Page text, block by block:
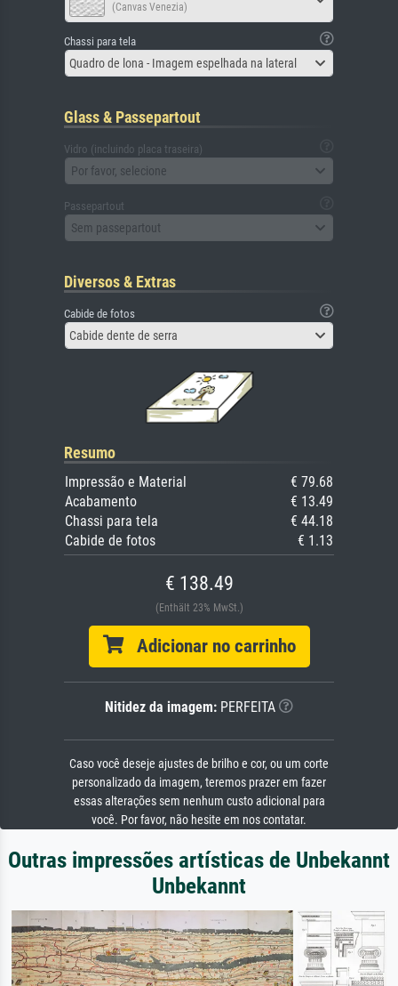
(Canvas Venezia)
Chassi para tela
Quadro de lona - Imagem espelhada na lateral
Glass & Passepartout
Vidro (incluindo placa traseira)
Por favor, selecione
Passepartout
Sem passepartout
Diversos & Extras
Cabide de fotos
Cabide dente de serra
Resumo
Impressão e Material
€ 79.68
Acabamento
€ 13.49
Chassi para tela
€ 44.18
Cabide de fotos
€ 1.13
€ 138.49
(Enthält 23% MwSt.)
Adicionar no carrinho
Nitidez da imagem: PERFEITA
Caso você deseje ajustes de brilho e cor, ou um corte
personalizado da imagem, teremos prazer em fazer
essas alterações sem nenhum custo adicional para
você. Por favor, não hesite em nos contatar.
Outras impressões artísticas de Unbekannt
Unbekannt